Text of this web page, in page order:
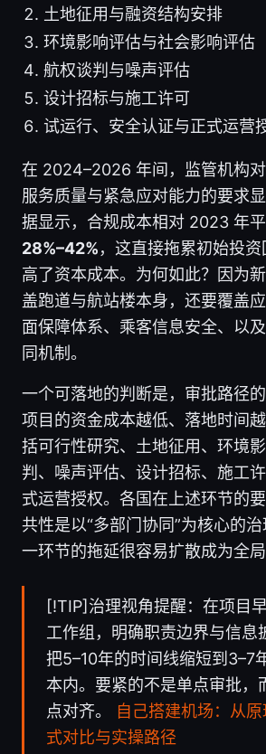
土地征用与融资结构安排
环境影响评估与社会影响评估
航权谈判与噪声评估
设计招标与施工许可
试运行、安全认证与正式运营
在 2024–2026 年间，监管机构
服务质量与紧急应对能力的要求
据显示，合规成本相对 2023 年
28%–42%，这直接拖累初始投
高了资本成本。为何如此？因为
盖跑道与航站楼本身，还要覆盖
面保障体系、乘客信息安全、以
同机制。
一个可落地的判断是，审批路径的
项目的资金成本越低、落地时间
括可行性研究、土地征用、环境
判、噪声评估、设计招标、施工
式运营授权。各国在上述环节的
共性是以“多部门协同”为核心的
一环节的拖延很容易扩散成为全局
[!TIP]治理视角提醒：在项目
工作组，明确职责边界与信息
把5–10年的时间线缩短到3–7
本内。要紧的不是单点审批，
点对齐。
自己搭建机场：从
式对比与实操路径